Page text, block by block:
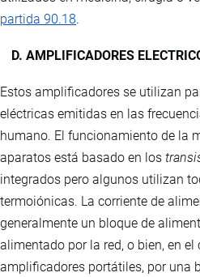
partida 90.18.
D. AMPLIFICADORES
Estos amplificadores se utilizan
eléctricas emitidas en las
humano. El funcionamiento de la
aparatos está basado en los
integrados pero algunos utilizan
termoiónicas. La corriente de
generalmente un bloque de
alimentado por la red, o bien, en
amplificadores portátiles, por una